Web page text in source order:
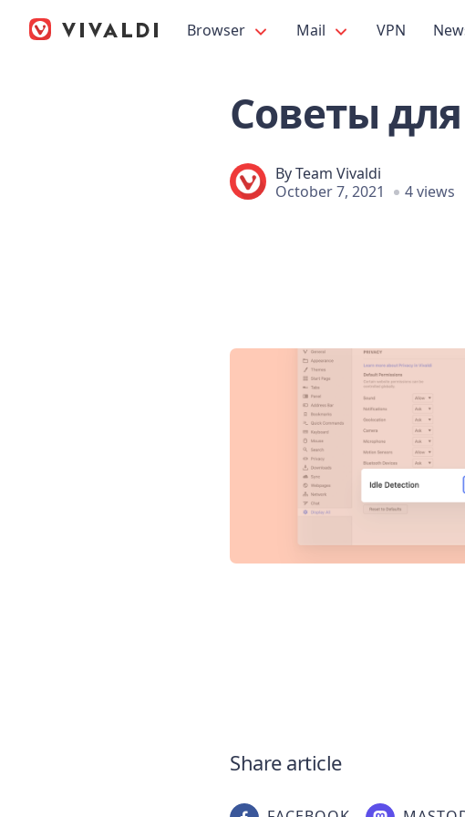
Browser Mail VPN
Советы
ByTeam Vivaldi
October 7, 2021
4 views
Share article